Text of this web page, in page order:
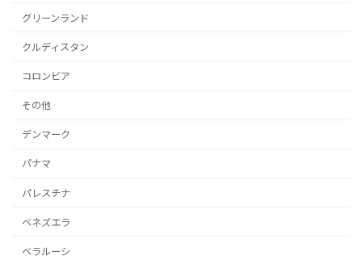
グリーンランド
クルディスタン
コロンビア
その他
デンマーク
パナマ
パレスチナ
ベネズエラ
ベラルーシ